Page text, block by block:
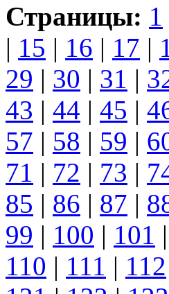
Страницы: 1
| 15 | 16 | 17 |
29 | 30 | 31 |
43 | 44 | 45 |
57 | 58 | 59 |
71 | 72 | 73 |
85 | 86 | 87 |
99 | 100 | 101 |
110 | 111 | 112